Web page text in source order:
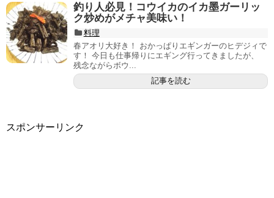
釣り人必見！コウイカのイカ墨ガーリッ
ク炒めがメチャ美味い！
料理
春アオリ大好き！ おかっぱりエギンガーのヒデジィで
す！ 今日も仕事帰りにエギング行ってきましたが、
残念ながらボウ...
記事を読む
スポンサーリンク